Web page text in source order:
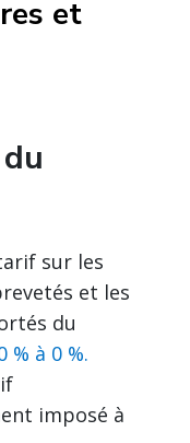
et
sur les
et les
du
% à 0 %.
imposé à